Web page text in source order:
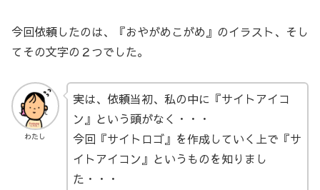
今回依頼したのは、『おやがめこがめ』のイラスト、そし
てその文字の２つでした。
わたし
実は、依頼当初、私の中に『サイトアイコ
ン』という頭がなく・・・
今回『サイトロゴ』を作成していく上で『サ
イトアイコン』というものを知りまし
た・・・